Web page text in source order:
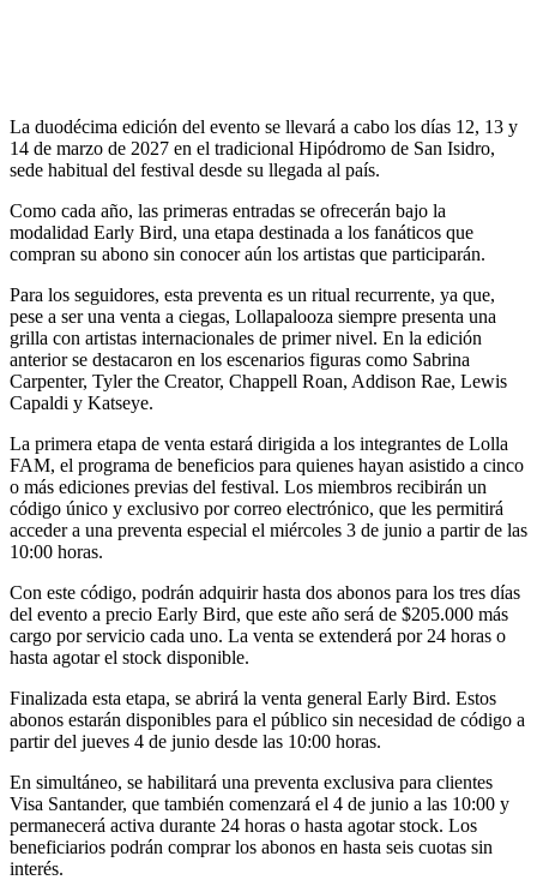
La duodécima edición del evento se llevará a cabo los días 12, 13 y
14 de marzo de 2027 en el tradicional Hipódromo de San Isidro,
sede habitual del festival desde su llegada al país.
Como cada año, las primeras entradas se ofrecerán bajo la
modalidad Early Bird, una etapa destinada a los fanáticos que
compran su abono sin conocer aún los artistas que participarán.
Para los seguidores, esta preventa es un ritual recurrente, ya que,
pese a ser una venta a ciegas, Lollapalooza siempre presenta una
grilla con artistas internacionales de primer nivel. En la edición
anterior se destacaron en los escenarios figuras como Sabrina
Carpenter, Tyler the Creator, Chappell Roan, Addison Rae, Lewis
Capaldi y Katseye.
La primera etapa de venta estará dirigida a los integrantes de Lolla
FAM, el programa de beneficios para quienes hayan asistido a cinco
o más ediciones previas del festival. Los miembros recibirán un
código único y exclusivo por correo electrónico, que les permitirá
acceder a una preventa especial el miércoles 3 de junio a partir de las
10:00 horas.
Con este código, podrán adquirir hasta dos abonos para los tres días
del evento a precio Early Bird, que este año será de $205.000 más
cargo por servicio cada uno. La venta se extenderá por 24 horas o
hasta agotar el stock disponible.
Finalizada esta etapa, se abrirá la venta general Early Bird. Estos
abonos estarán disponibles para el público sin necesidad de código a
partir del jueves 4 de junio desde las 10:00 horas.
En simultáneo, se habilitará una preventa exclusiva para clientes
Visa Santander, que también comenzará el 4 de junio a las 10:00 y
permanecerá activa durante 24 horas o hasta agotar stock. Los
beneficiarios podrán comprar los abonos en hasta seis cuotas sin
interés.